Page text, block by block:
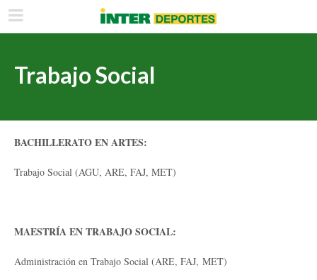
Trabajo Social
BACHILLERATO EN ARTES:
Trabajo Social (AGU, ARE, FAJ, MET)
MAESTRÍA EN TRABAJO SOCIAL:
Administración en Trabajo Social (ARE, FAJ, MET)